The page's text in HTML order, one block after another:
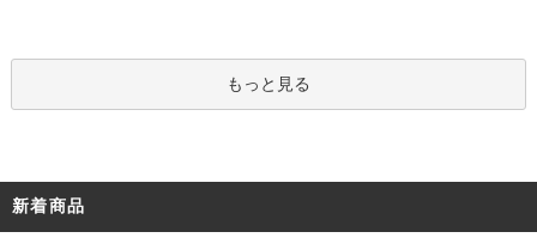
もっと見る
新着商品